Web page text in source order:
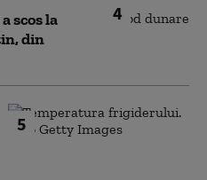
4
scos la
din
5